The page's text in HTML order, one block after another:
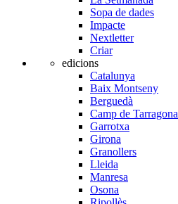
Sopa de dades
Impacte
Nextletter
Criar
edicions
Catalunya
Baix Montseny
Berguedà
Camp de Tarragona
Garrotxa
Girona
Granollers
Lleida
Manresa
Osona